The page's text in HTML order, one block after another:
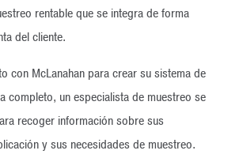
rentable que se integra de forma
del cliente.
con McLanahan para crear su sistema de
completo, un especialista de muestreo se
recoger información sobre sus
y sus necesidades de muestreo.